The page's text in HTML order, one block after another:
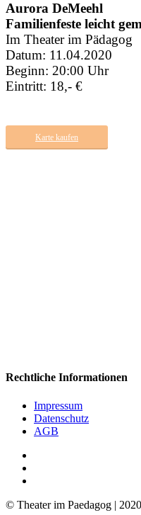
Aurora DeMeehl
Familienfeste leicht
Im Theater im Pädagog
Datum: 11.04.2020
Beginn: 20:00 Uhr
Eintritt: 18,- €
Karte kaufen
Rechtliche Informationen
Impressum
Datenschutz
AGB
© Theater im Paedagog | 2020